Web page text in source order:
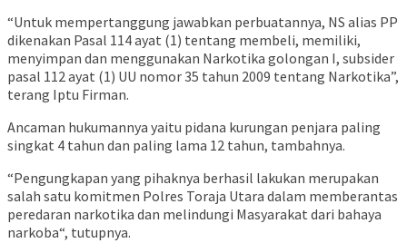
“Untuk mempertanggung jawabkan perbuatannya, NS alias PP
dikenakan Pasal 114 ayat (1) tentang membeli, memiliki,
menyimpan dan menggunakan Narkotika golongan I, subsider
pasal 112 ayat (1) UU nomor 35 tahun 2009 tentang Narkotika”,
terang Iptu Firman.
Ancaman hukumannya yaitu pidana kurungan penjara paling
singkat 4 tahun dan paling lama 12 tahun, tambahnya.
“Pengungkapan yang pihaknya berhasil lakukan merupakan
salah satu komitmen Polres Toraja Utara dalam memberantas
peredaran narkotika dan melindungi Masyarakat dari bahaya
narkoba“, tutupnya.